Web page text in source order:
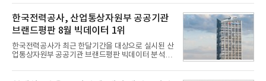
일 한국기업평판연구소(소장 구창환)는 국내 교육서
비스 상장기업 브랜드를 대상으로 지난 7월 7일부터
8월 7일까지 수집된 소비자 빅데이터 10,074,233건
을 분석한 결과, 메가스터디교육이 브랜드평판지수
1,710,926을 기록하며 8월 1위에 올랐다고 밝혔다.
분석에 활용된 빅데이터는 지난 7월(9,491,206건) 대
비 6.14% 증가한 수치로, 교육서비스 상장기업 브랜
한국전력공사, 산업통상자원부 공공기관
브랜드평판 8월 빅데이터 1위
한국전력공사가 최근 한달기간을 대상으로 실시된 산
업통상자원부 공공기관 브랜드평판 빅데이터 분석에
이 순으로 뒤를 이었다.7일 한국기업평판연구소(소장